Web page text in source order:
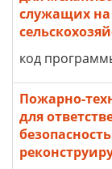
служащих на
код
Пожарно-
для